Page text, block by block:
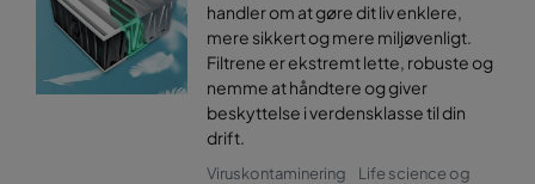
handler om at gøre dit liv enklere,
mere sikkert og mere miljøvenligt.
Filtrene er ekstremt lette, robuste og
nemme at håndtere og giver
beskyttelse i verdensklasse til din
drift.
Viruskontaminering
Life science og